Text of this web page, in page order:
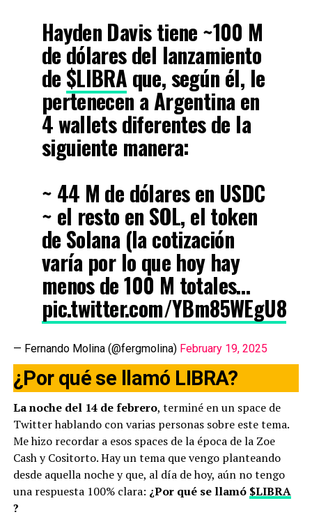
Hayden Davis tiene ~100 M
de dólares del lanzamiento
de $LIBRA que, según él, le
pertenecen a Argentina en
4 wallets diferentes de la
siguiente manera:
~ 44 M de dólares en USDC
~ el resto en SOL, el token
de Solana (la cotización
varía por lo que hoy hay
menos de 100 M totales…
pic.twitter.com/YBm85WEgU8
— Fernando Molina (@fergmolina) February 19, 2025
¿Por qué se llamó LIBRA?
La noche del 14 de febrero, terminé en un space de
Twitter hablando con varias personas sobre este tema.
Me hizo recordar a esos spaces de la época de la Zoe
Cash y Cositorto. Hay un tema que vengo planteando
desde aquella noche y que, al día de hoy, aún no tengo
una respuesta 100% clara: ¿Por qué se llamó $LIBRA
?